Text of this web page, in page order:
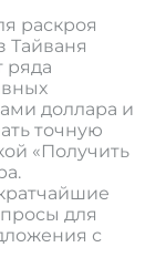
раскроя
Тайваня
ряда
доллара и
точную
«Получить
для
с